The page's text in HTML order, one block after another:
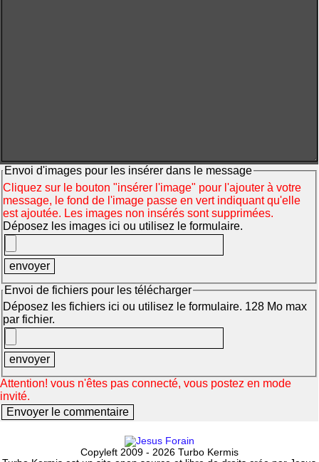
Envoi d'images pour les insérer dans le message
Cliquez sur le bouton "insérer l'image" pour l'ajouter à votre
message, le fond de l'image passe en vert indiquant qu'elle
est ajoutée. Les images non insérés sont supprimées.
Déposez les images ici ou utilisez le formulaire.
Envoi de fichiers pour les télécharger
Déposez les fichiers ici ou utilisez le formulaire. 128 Mo max
par fichier.
Attention! vous n'êtes pas connecté, vous postez en mode
invité.
Copyleft 2009 - 2026 Turbo Kermis